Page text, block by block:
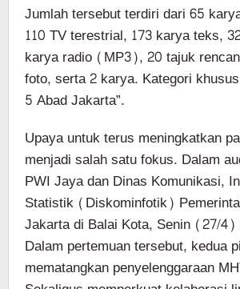
Jumlah tersebut terdiri dari 65
110 TV terestrial, 173 karya teks,
karya radio (MP3), 20 tajuk
foto, serta 2 karya. Kategori
5 Abad Jakarta”.
Upaya untuk terus meningkatkan
menjadi salah satu fokus. Dalam
PWI Jaya dan Dinas Komunikasi,
Statistik (Diskominfotik)
Jakarta di Balai Kota, Senin (27/4)
Dalam pertemuan tersebut, kedua
mematangkan penyelenggaraan